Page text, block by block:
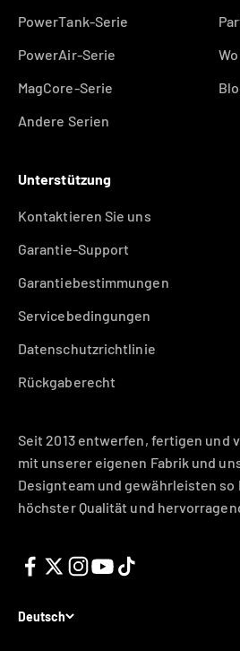
PowerTank-Serie
PowerAir-Serie
MagCore-Serie
Andere Serien
Unterstützung
Kontaktieren Sie uns
Garantie-Support
Garantiebestimmungen
Servicebedingungen
Datenschutzrichtlinie
Rückgaberecht
Seit 2013 entwerfen, fertigen und
mit unserer eigenen Fabrik und
Designteam und gewährleisten so
höchster Qualität und
Deutsch